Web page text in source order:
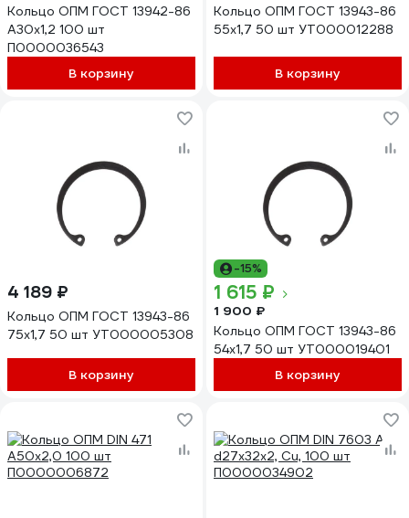
Кольцо ОПМ ГОСТ 13942-86
А30x1,2 100 шт
П0000036543
В корзину
Кольцо ОПМ ГОСТ 13943-86
55x1,7 50 шт УТ000012288
В корзину
4 189 ₽
Кольцо ОПМ ГОСТ 13943-86
75x1,7 50 шт УТ000005308
В корзину
-15%
1 615 ₽
1 900 ₽
Кольцо ОПМ ГОСТ 13943-86
54x1,7 50 шт УТ000019401
В корзину